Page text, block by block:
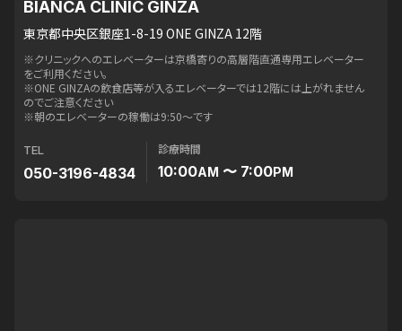
BIANCA CLINIC GINZA
東京都中央区銀座1-8-19 ONE GINZA 12階
※クリニックへのエレベーターは京橋寄りの高層階直通専用エレベーター
をご利用ください。
※ONE GINZAの飲食店等が入るエレベーターでは12階には上がれません
のでご注意ください
※朝のエレベーターの稼働は9:50〜です
TEL
050-3196-4834
診療時間
10:00AM 〜 7:00PM